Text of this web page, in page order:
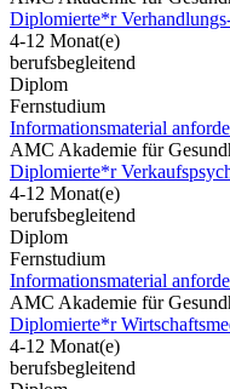
Diplomierte*r
4-12 Monat(e)
berufsbegleitend
Diplom
Fernstudium
Informationsmaterial
AMC Akademie für
Diplomierte*r
4-12 Monat(e)
berufsbegleitend
Diplom
Fernstudium
Informationsmaterial
AMC Akademie für
Diplomierte*r
4-12 Monat(e)
berufsbegleitend